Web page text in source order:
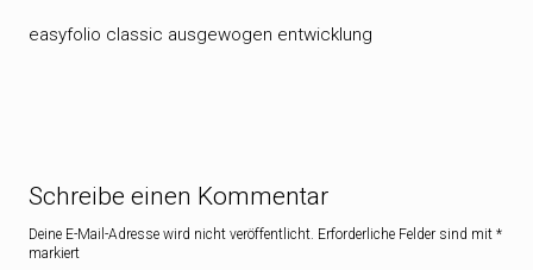
easyfolio classic ausgewogen entwicklung
Schreibe einen Kommentar
Deine E-Mail-Adresse wird nicht veröffentlicht. Erforderliche Felder sind mit *
markiert